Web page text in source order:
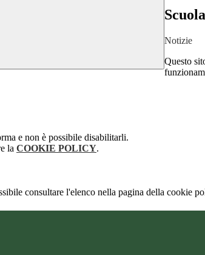
Notizie
Questo
e non è possibile disabilitarli.
la COOKIE POLICY.
consultare l'elenco nella pagina della cookie